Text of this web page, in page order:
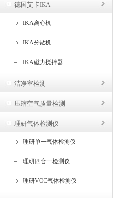
德国艾卡IKA
IKA离心机
IKA分散机
IKA磁力搅拌器
洁净室检测
压缩空气质量检测
理研气体检测仪
理研单一气体检测仪
理研四合一检测仪
理研VOC气体检测仪